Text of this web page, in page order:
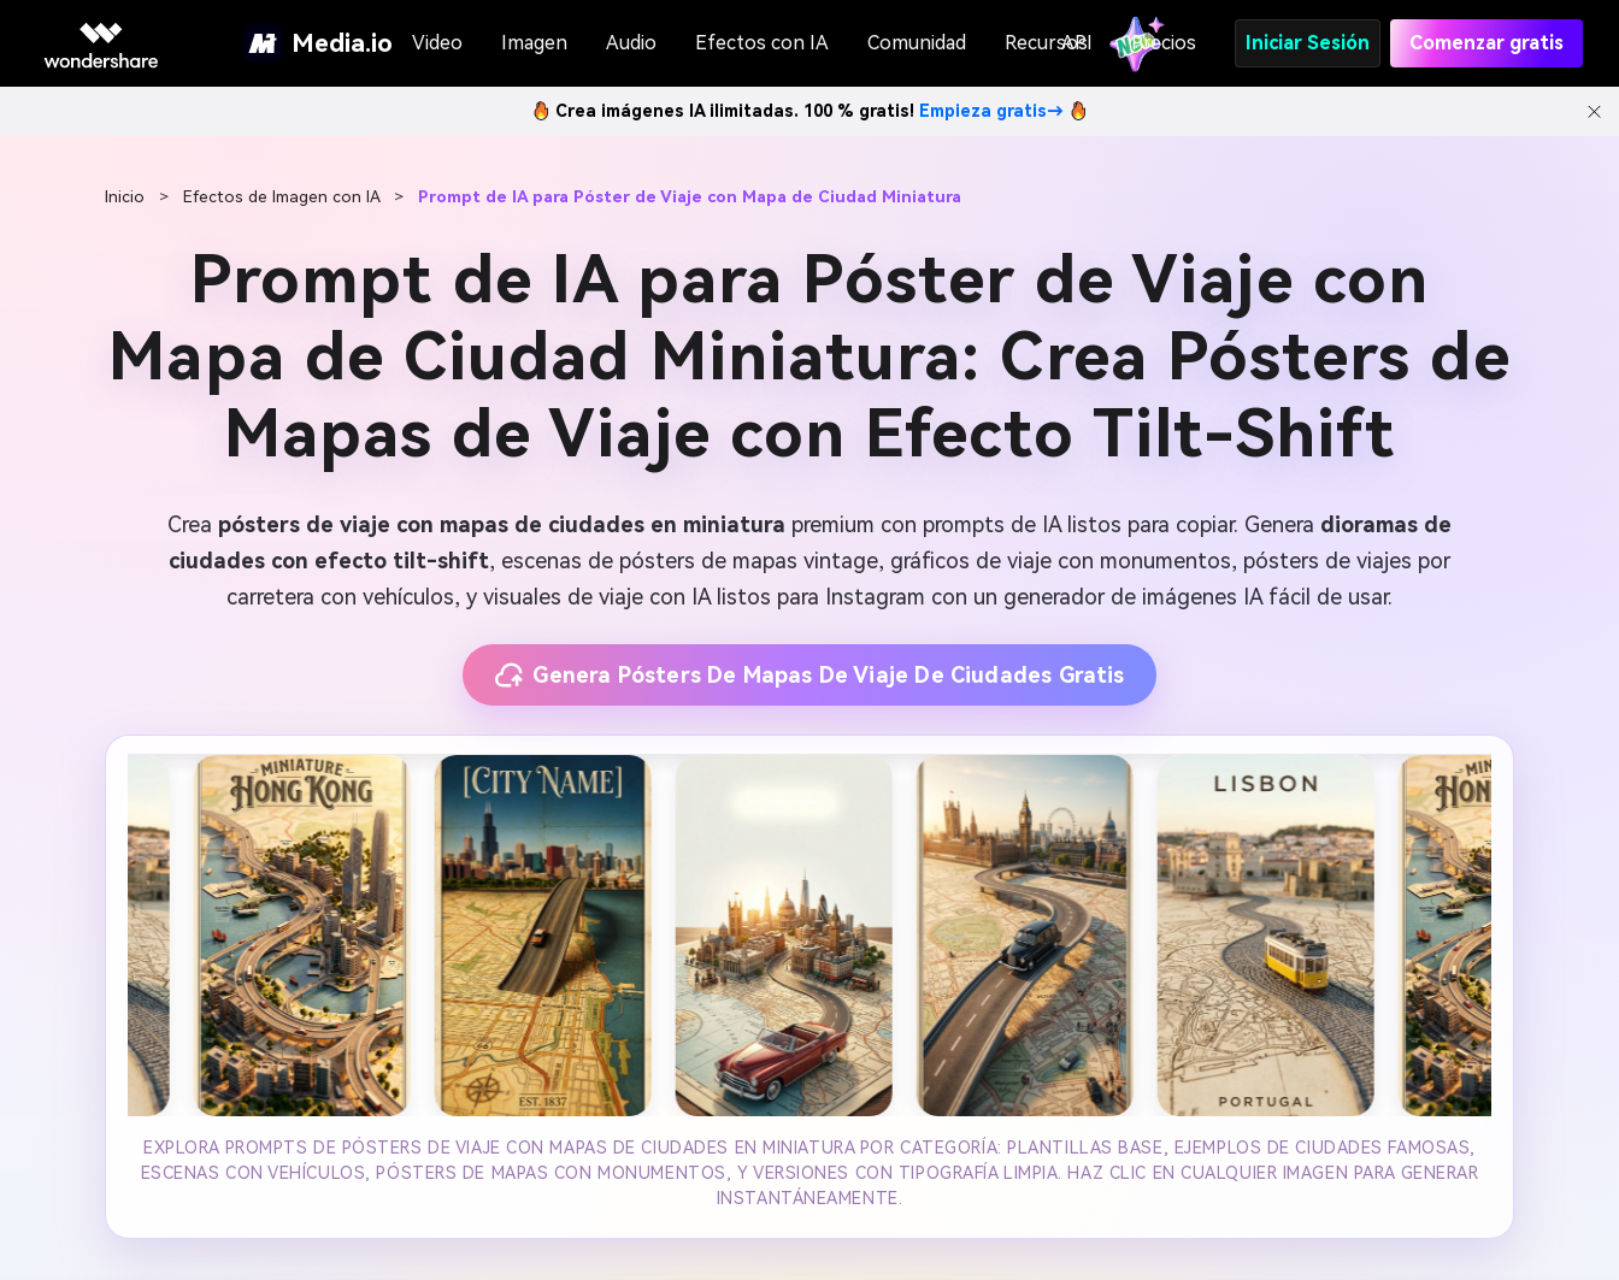
Media.io Video Imagen Audio Efectos con IA Comunidad Recursos
API Precios Iniciar Sesión Comenzar gratis
Crea imágenes IA ilimitadas. 100 % gratis! Empieza gratis→
Inicio > Efectos de Imagen con IA > Prompt de IA para Póster de Viaje con Mapa de Ciudad Miniatura
Prompt de IA para Póster de Viaje con
Mapa de Ciudad Miniatura: Crea Pósters de
Mapas de Viaje con Efecto Tilt-Shift
Crea pósters de viaje con mapas de ciudades en miniatura premium con prompts de IA listos para copiar. Genera dioramas de
ciudades con efecto tilt-shift, escenas de pósters de mapas vintage, gráficos de viaje con monumentos, pósters de viajes por
carretera con vehículos, y visuales de viaje con IA listos para Instagram con un generador de imágenes IA fácil de usar.
Genera Pósters De Mapas De Viaje De Ciudades Gratis
EXPLORA PROMPTS DE PÓSTERS DE VIAJE CON MAPAS DE CIUDADES EN MINIATURA POR CATEGORÍA: PLANTILLAS BASE, EJEMPLOS DE CIUDADES FAMOSAS,
ESCENAS CON VEHÍCULOS, PÓSTERS DE MAPAS CON MONUMENTOS, Y VERSIONES CON TIPOGRAFÍA LIMPIA. HAZ CLIC EN CUALQUIER IMAGEN PARA GENERAR
INSTANTÁNEAMENTE.